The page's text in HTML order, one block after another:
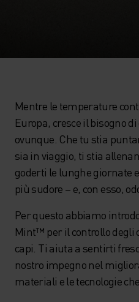
Mentre le temperature
Europa, cresce il bisogno
ovunque. Che tu stia
sia in viaggio, ti stia
goderti le lunghe giornate
più sudore – e, con esso,
Per questo abbiamo
Mint™ per il controllo degli
capi. Ti aiuta a sentirti
nostro impegno nel
materiali e le tecnologie